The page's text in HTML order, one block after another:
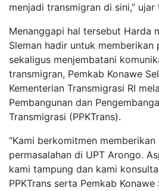
menjadi transmigran di sini,” ujar
Menanggapi hal tersebut Harda
Sleman hadir untuk memberikan
sekaligus menjembatani
transmigran, Pemkab Konawe
Kementerian Transmigrasi RI
Pembangunan dan
Transmigrasi (PPKTrans).
“Kami berkomitmen
permasalahan di UPT Arongo.
kami tampung dan kami
PPKTrans serta Pemkab